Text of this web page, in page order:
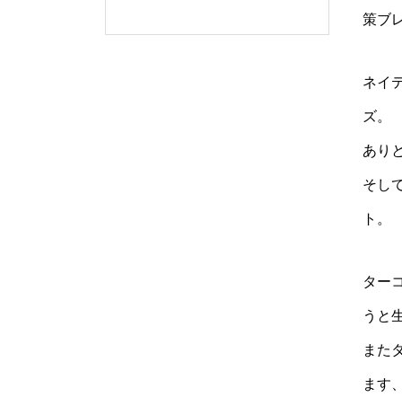
策ブ
ネイ
ズ。
あり
そし
ト。
ター
うと
また
ます